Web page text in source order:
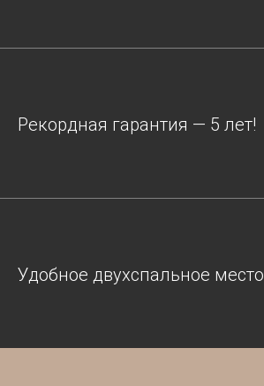
Рекордная гарантия — 5 лет!
Удобное двухспальное место